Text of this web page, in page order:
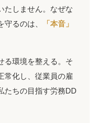
たしません。なぜな
るのは、
「本音」
る環境を整える。そ
常化し、従業員の雇
たちの目指す労務DD